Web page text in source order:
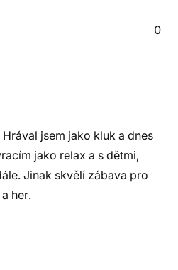
0
jsem jako kluk a dnes
jako relax a s dětmi,
Jinak skvělí zábava pro
her.